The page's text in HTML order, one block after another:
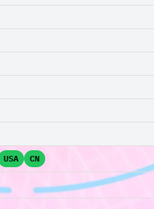
USA CN